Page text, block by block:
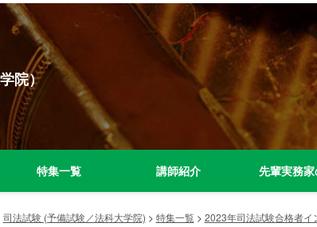
院）
特集一覧 講師紹介 先輩実務
司法試験 (予備試験／法科大学院) > 特集一覧> 2023年司法試験合格者イ